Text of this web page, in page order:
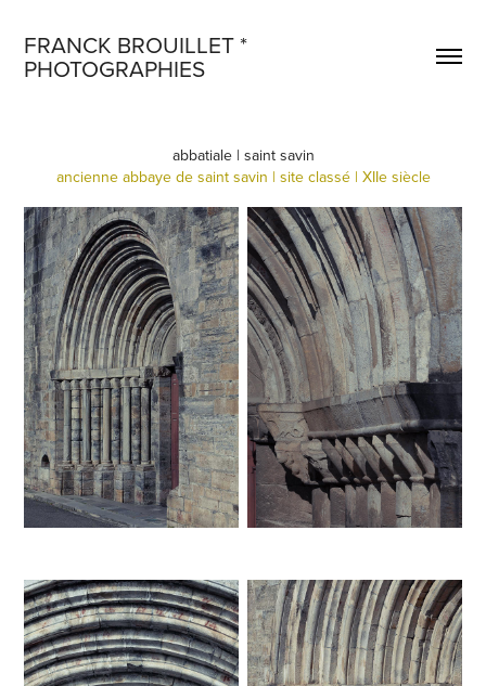
FRANCK BROUILLET *
PHOTOGRAPHIES
abbatiale | saint savin
ancienne abbaye de saint savin | site classé | XIIe siècle